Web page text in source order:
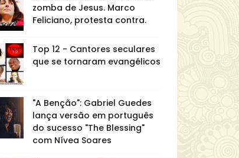
zomba de Jesus. Marco
Feliciano, protesta contra.
Top 12 - Cantores seculares
que se tornaram evangélicos
"A Benção": Gabriel Guedes
lança versão em português
do sucesso "The Blessing"
com Nívea Soares